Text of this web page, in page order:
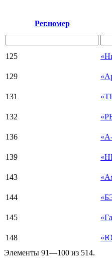
Рег.номер
125
129
131
132
136
139
143
144
145
148
Элементы 91—100 из 514.